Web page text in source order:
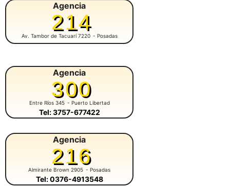
Agencia
214
Av. Tambor de Tacuarí 7220 - Posadas
Agencia
300
Entre Ríos 345 - Puerto Libertad
Tel: 3757-677422
Agencia
216
Almirante Brown 2905 - Posadas
Tel: 0376-4913548